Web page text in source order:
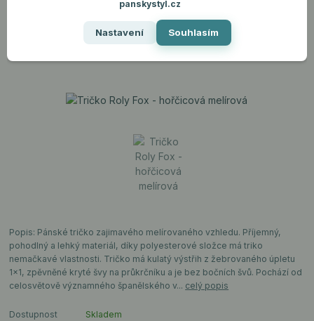
Tričko Roly Fox - hořčicová
Popis: Pánské tričko zajimavého melírovaného vzhledu. Příjemný,
pohodlný a lehký materiál, díky polyesterové složce má triko
nemačkavé vlastnosti. Tričko má kulatý výstřih z žebrovaného úpletu
1x1, zpěvněné kryté švy na průkrčníku a je bez bočních švů. Pochází od
celosvětově významného španělského v... celý popis
Dostupnost Skladem
panskystyl.cz
Nastavení Souhlasím